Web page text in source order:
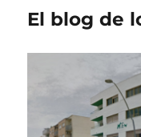
El blog de